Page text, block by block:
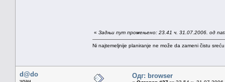
« Задњи пут промењено: 23.41 ч. 31.07.2006. од
Ni najtemeljnije planiranje ne može da zameni čistu
d@do
члан
Одг: browser